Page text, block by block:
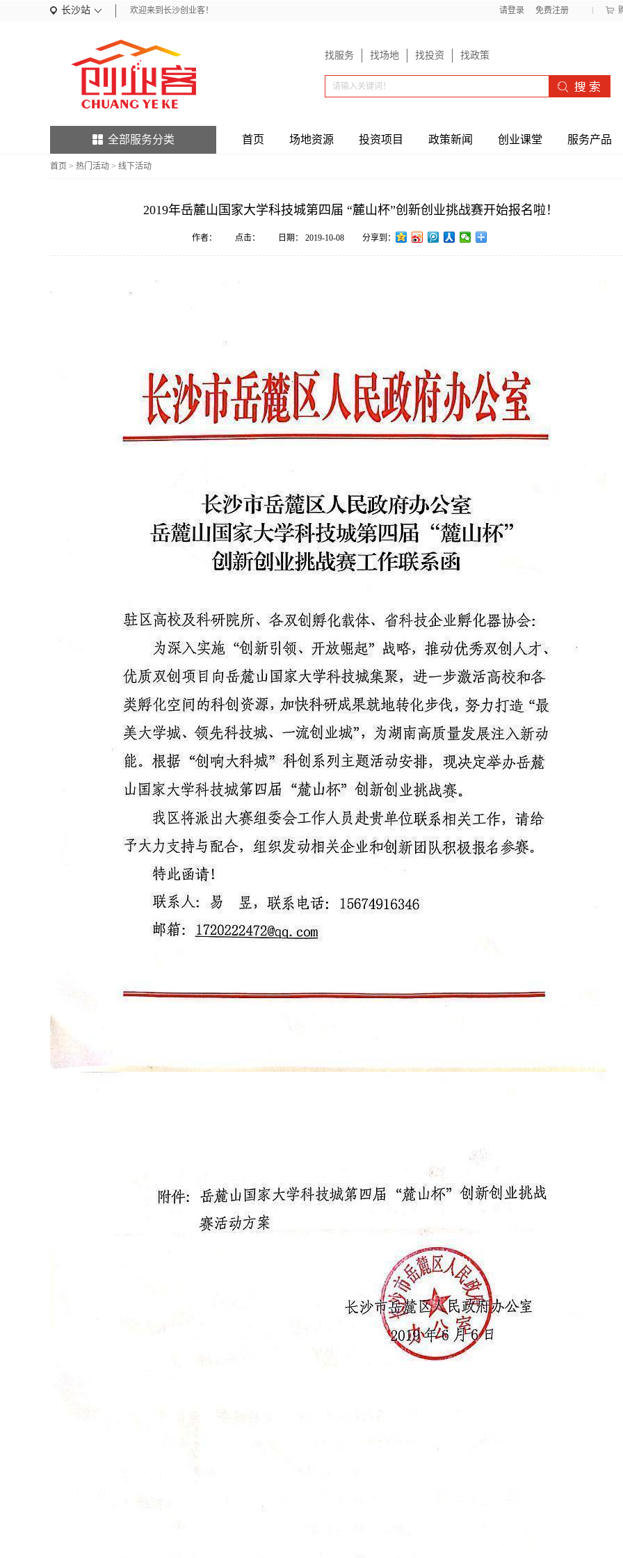
长沙站 欢迎来到长沙创业客！ 请登录 免费注册
找服务 找场地 找投资 找政策
全部服务分类 首页 场地资源 投资项目 政策新闻 创业课堂 服务产品
首页 > 热门活动 > 线下活动
2019年岳麓山国家大学科技城第四届 “麓山杯”创新创业挑战赛开始报名啦！
作者： 点击： 日期： 2019-10-08 分享到：